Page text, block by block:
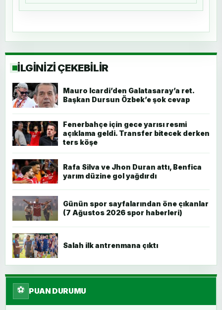
İLGİNİZİ ÇEKEBİLİR
Mauro Icardi’den Galatasaray’a ret.
Başkan Dursun Özbek’e şok cevap
Fenerbahçe için gece yarısı resmi
açıklama geldi. Transfer bitecek derken
ters köşe
Rafa Silva ve Jhon Duran attı, Benfica
yarım düzine gol yağdırdı
Günün spor sayfalarından öne çıkanlar
(7 Ağustos 2026 spor haberleri)
Salah ilk antrenmana çıktı
⚽ PUAN DURUMU